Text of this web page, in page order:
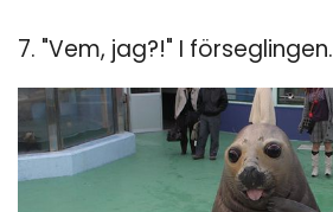
7. "Vem, jag?!" I förseglingen.